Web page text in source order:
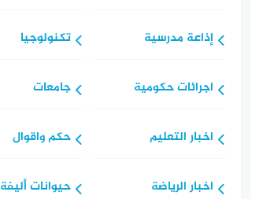
إذاعة مدرسية
اجرائات حكومية
اخبار التعليم
اخبار الرياضة
تكنولوجيا
جامعات
حكم واقوال
حيوانات أليفة